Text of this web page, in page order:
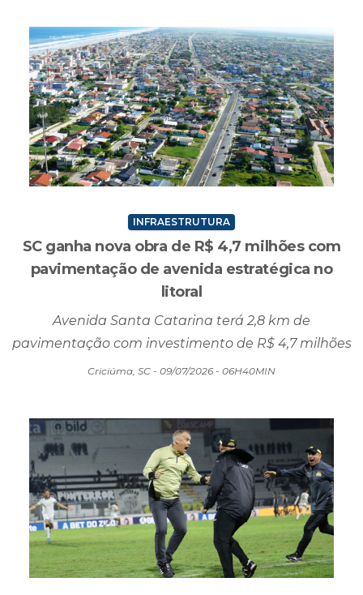
INFRAESTRUTURA
SC ganha nova obra de R$ 4,7 milhões com
pavimentação de avenida estratégica no
litoral
Avenida Santa Catarina terá 2,8 km de
pavimentação com investimento de R$ 4,7 milhões
Criciúma, SC - 09/07/2026 - 06H40MIN